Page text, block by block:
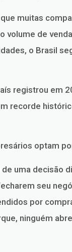
muitas
volume de
o Brasil
registrou em
recorde
optam
uma decisão
seu
por
ninguém